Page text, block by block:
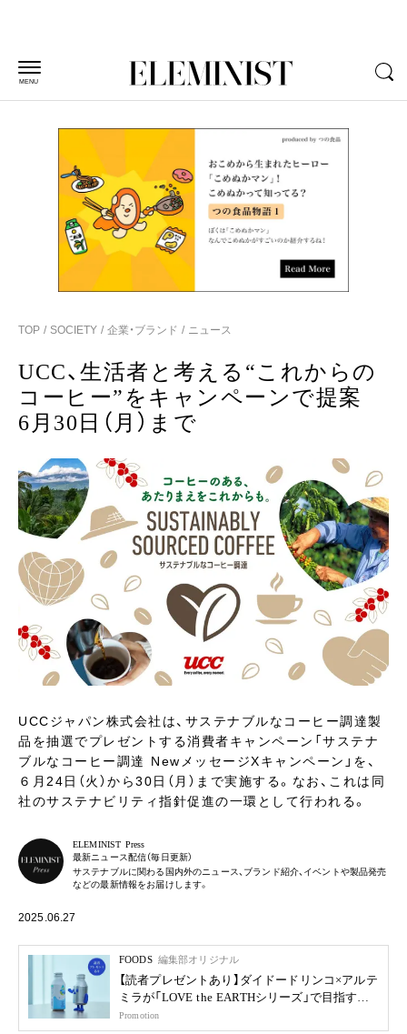
MENU
TOP SOCIETY 企業・ブランド ニュース
UCC、生活者と考える“これからの
コーヒー”をキャンペーンで提案
6月30日（月）まで
UCCジャパン株式会社は、サステナブルなコーヒー調達製
品を抽選でプレゼントする消費者キャンペーン「サステナ
ブルなコーヒー調達 NewメッセージXキャンペーン」を、
６月24日（火）から30日（月）まで実施する。なお、これは同
社のサステナビリティ指針促進の一環として行われる。
ELEMINIST Press
最新ニュース配信（毎日更新）
サステナブルに関わる国内外のニュース、ブランド紹介、イベントや製品発売
などの最新情報をお届けします。
2025.06.27
FOODS 編集部オリジナル
【読者プレゼントあり】ダイドードリンコ×アルテ
ミラが「LOVE the EARTHシリーズ」で目指す未
来
Promotion